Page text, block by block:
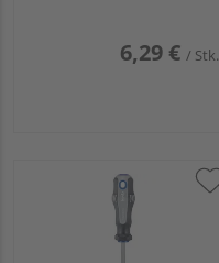
6,29 € / Stk.